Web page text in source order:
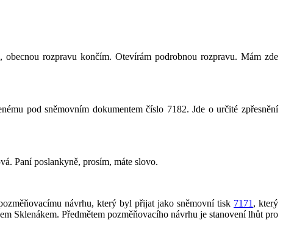
rozpravu končím. Otevírám podrobnou rozpravu. Mám zde
pod sněmovním dokumentem číslo 7182. Jde o určité zpřesnění
Paní poslankyně, prosím, máte slovo.
návrhu, který byl přijat jako sněmovní tisk 7171 , který
Sklenákem. Předmětem pozměňovacího návrhu je stanovení lhůt pro